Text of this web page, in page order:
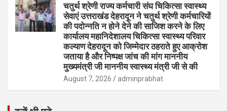
चतुर्थ श्रेणी राज्य कर्मचारी संघ चिकित्सा स्वास्थ्य
सेवाएं उत्तराखंड देहरादून ने चतुर्थ श्रेणी कर्मचारियों
की पदोन्नति न होने देने की साजिश करने के लिए
कार्यालय महानिदेशालय चिकित्सा स्वास्थ्य परिवार
कल्याण देहरादून को जिम्मेदार ठहराते हुए आक्रोश
जताया है और निष्पक्ष जांच की मांग माननीय
मुख्यमंत्री जी माननीय स्वास्थ्य मंत्री जी से की
August 7, 2026 adminprabhat